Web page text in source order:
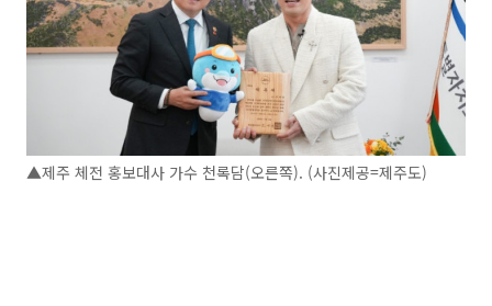
▲제주 체전 홍보대사 가수 천록담(오른쪽). (사진제공=제주도)